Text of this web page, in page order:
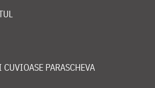
PARASCHEVA